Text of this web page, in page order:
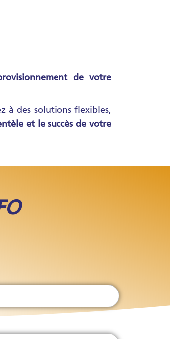
de votre
à des solutions flexibles,
et le succès de votre